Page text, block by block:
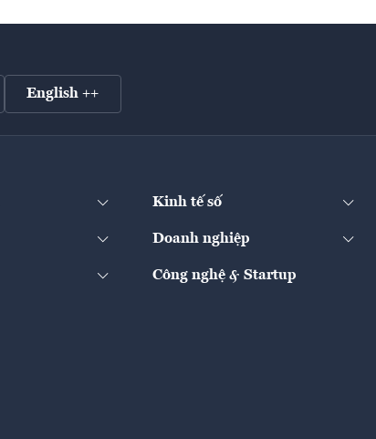
English ++
Kinh tế số
Doanh nghiệp
Công nghệ & Startup